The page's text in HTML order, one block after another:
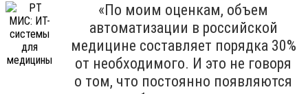
«По моим оценкам, объем
автоматизации в российской
медицине составляет порядка 30%
от необходимого. И это не говоря
о том, что постоянно появляются